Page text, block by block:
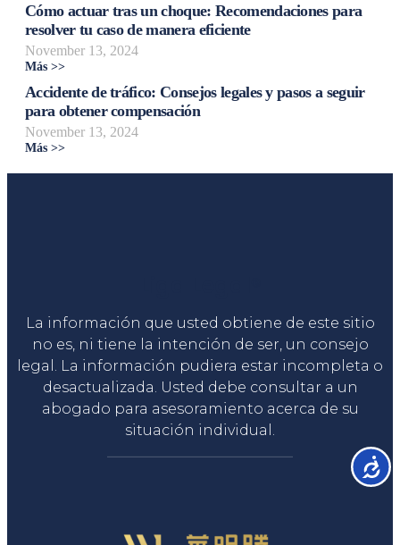
Cómo actuar tras un choque: Recomendaciones para
resolver tu caso de manera eficiente
November 13, 2024
Más >>
Accidente de tráfico: Consejos legales y pasos a seguir
para obtener compensación
November 13, 2024
Más >>
La información que usted obtiene de este sitio
no es, ni tiene la intención de ser, un consejo
legal. La información pudiera estar incompleta o
desactualizada. Usted debe consultar a un
abogado para asesoramiento acerca de su
situación individual.